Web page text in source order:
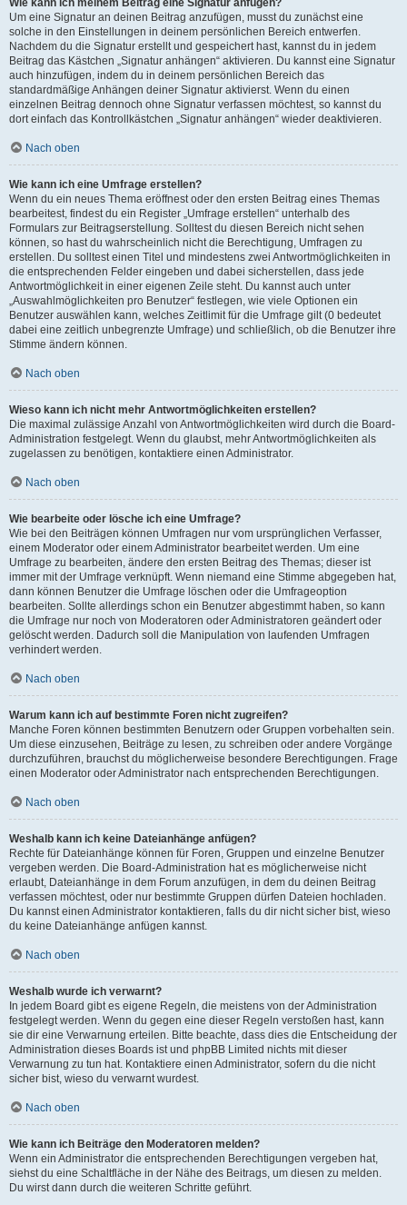
Wie kann ich meinem Beitrag eine Signatur anfügen?
Um eine Signatur an deinen Beitrag anzufügen, musst du zunächst eine
solche in den Einstellungen in deinem persönlichen Bereich entwerfen.
Nachdem du die Signatur erstellt und gespeichert hast, kannst du in jedem
Beitrag das Kästchen „Signatur anhängen“ aktivieren. Du kannst eine Signatur
auch hinzufügen, indem du in deinem persönlichen Bereich das
standardmäßige Anhängen deiner Signatur aktivierst. Wenn du einen
einzelnen Beitrag dennoch ohne Signatur verfassen möchtest, so kannst du
dort einfach das Kontrollkästchen „Signatur anhängen“ wieder deaktivieren.
Nach oben
Wie kann ich eine Umfrage erstellen?
Wenn du ein neues Thema eröffnest oder den ersten Beitrag eines Themas
bearbeitest, findest du ein Register „Umfrage erstellen“ unterhalb des
Formulars zur Beitragserstellung. Solltest du diesen Bereich nicht sehen
können, so hast du wahrscheinlich nicht die Berechtigung, Umfragen zu
erstellen. Du solltest einen Titel und mindestens zwei Antwortmöglichkeiten in
die entsprechenden Felder eingeben und dabei sicherstellen, dass jede
Antwortmöglichkeit in einer eigenen Zeile steht. Du kannst auch unter
„Auswahlmöglichkeiten pro Benutzer“ festlegen, wie viele Optionen ein
Benutzer auswählen kann, welches Zeitlimit für die Umfrage gilt (0 bedeutet
dabei eine zeitlich unbegrenzte Umfrage) und schließlich, ob die Benutzer ihre
Stimme ändern können.
Nach oben
Wieso kann ich nicht mehr Antwortmöglichkeiten erstellen?
Die maximal zulässige Anzahl von Antwortmöglichkeiten wird durch die Board-
Administration festgelegt. Wenn du glaubst, mehr Antwortmöglichkeiten als
zugelassen zu benötigen, kontaktiere einen Administrator.
Nach oben
Wie bearbeite oder lösche ich eine Umfrage?
Wie bei den Beiträgen können Umfragen nur vom ursprünglichen Verfasser,
einem Moderator oder einem Administrator bearbeitet werden. Um eine
Umfrage zu bearbeiten, ändere den ersten Beitrag des Themas; dieser ist
immer mit der Umfrage verknüpft. Wenn niemand eine Stimme abgegeben hat,
dann können Benutzer die Umfrage löschen oder die Umfrageoption
bearbeiten. Sollte allerdings schon ein Benutzer abgestimmt haben, so kann
die Umfrage nur noch von Moderatoren oder Administratoren geändert oder
gelöscht werden. Dadurch soll die Manipulation von laufenden Umfragen
verhindert werden.
Nach oben
Warum kann ich auf bestimmte Foren nicht zugreifen?
Manche Foren können bestimmten Benutzern oder Gruppen vorbehalten sein.
Um diese einzusehen, Beiträge zu lesen, zu schreiben oder andere Vorgänge
durchzuführen, brauchst du möglicherweise besondere Berechtigungen. Frage
einen Moderator oder Administrator nach entsprechenden Berechtigungen.
Nach oben
Weshalb kann ich keine Dateianhänge anfügen?
Rechte für Dateianhänge können für Foren, Gruppen und einzelne Benutzer
vergeben werden. Die Board-Administration hat es möglicherweise nicht
erlaubt, Dateianhänge in dem Forum anzufügen, in dem du deinen Beitrag
verfassen möchtest, oder nur bestimmte Gruppen dürfen Dateien hochladen.
Du kannst einen Administrator kontaktieren, falls du dir nicht sicher bist, wieso
du keine Dateianhänge anfügen kannst.
Nach oben
Weshalb wurde ich verwarnt?
In jedem Board gibt es eigene Regeln, die meistens von der Administration
festgelegt werden. Wenn du gegen eine dieser Regeln verstoßen hast, kann
sie dir eine Verwarnung erteilen. Bitte beachte, dass dies die Entscheidung der
Administration dieses Boards ist und phpBB Limited nichts mit dieser
Verwarnung zu tun hat. Kontaktiere einen Administrator, sofern du die nicht
sicher bist, wieso du verwarnt wurdest.
Nach oben
Wie kann ich Beiträge den Moderatoren melden?
Wenn ein Administrator die entsprechenden Berechtigungen vergeben hat,
siehst du eine Schaltfläche in der Nähe des Beitrags, um diesen zu melden.
Du wirst dann durch die weiteren Schritte geführt.